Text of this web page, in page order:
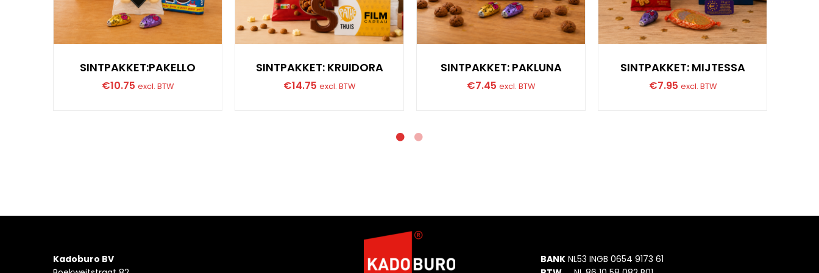
SINTPAKKET:PAKELLO
€10.75 excl. BTW
SINTPAKKET: KRUIDORA
€14.75 excl. BTW
SINTPAKKET: PAKLUNA
€7.45 excl. BTW
SINTPAKKET: MIJTESSA
€7.95 excl. BTW
Kadoburo BV
BANK NL53 INGB 0654 9173 61